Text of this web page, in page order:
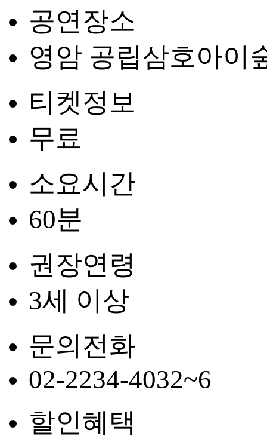
공연장소
영암 공립삼호아이
티켓정보
무료
소요시간
60분
권장연령
3세 이상
문의전화
02-2234-4032~6
할인혜택